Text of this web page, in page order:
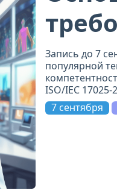
Запись до 7
популярной
ISO/IEC
очень хорошо
модулей. Всё
7 сентября